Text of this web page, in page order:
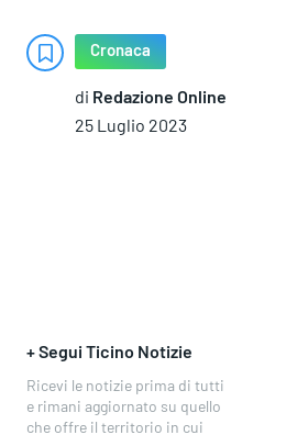
Cronaca
di Redazione Online
25 Luglio 2023
+ Segui Ticino Notizie
Ricevi le notizie prima di tutti
e rimani aggiornato su quello
che offre il territorio in cui